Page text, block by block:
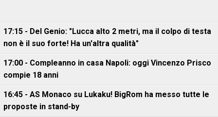
17:15 - Del Genio: "Lucca alto 2 metri, ma il colpo di testa
non è il suo forte! Ha un'altra qualità"
17:00 - Compleanno in casa Napoli: oggi Vincenzo Prisco
compie 18 anni
16:45 - AS Monaco su Lukaku! BigRom ha messo tutte le
proposte in stand-by